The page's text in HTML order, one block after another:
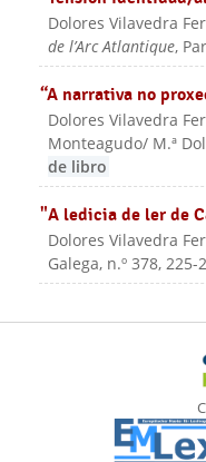
Dolores Vilavedra
de l’Arc Atlantique,
“A narrativa no
Dolores Vilavedra
Monteagudo/ M.ª
de libro
"A ledicia de ler de
Dolores Vilavedra
Galega, n.º 378, 225-